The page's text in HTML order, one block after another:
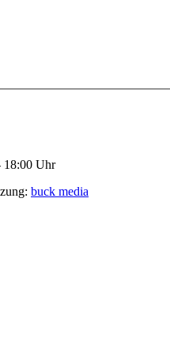
18:00 Uhr
buck media